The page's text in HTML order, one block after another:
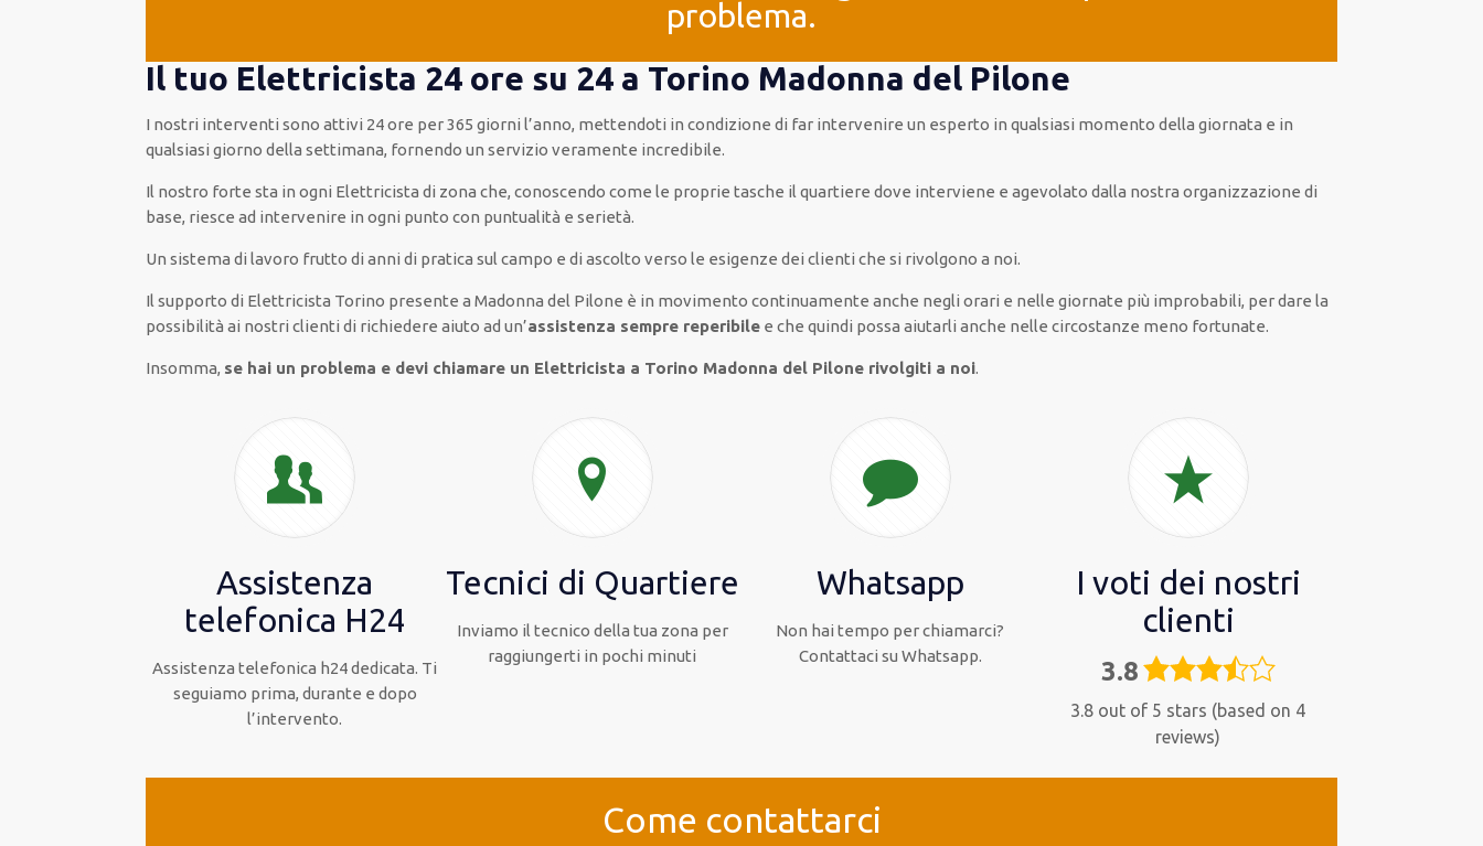
problema.
Il tuo Elettricista 24 ore su 24 a Torino Madonna del Pilone
I nostri interventi sono attivi 24 ore per365 giorni l’anno, mettendoti in condizione di far intervenire un esperto inqualsiasi momento della giornata e in
qualsiasi giorno della settimana, fornendo un servizioveramente incredibile.
Il nostro forte sta in ogni Elettricista di zona che, conoscendo come le proprie tasche il quartiere dove interviene eagevolato dalla nostra organizzazione di
base, riesce ad intervenire in ogni punto con puntualità e serietà.
Un sistema di lavoro frutto di anni di pratica sul campo e di ascolto verso le esigenzedei clienti che si rivolgono a noi.
Il supporto di Elettricista Torino presente a Madonna del Pilone è in movimento continuamente anche negli orari e nelle giornate più improbabili, perdare la
possibilità ai nostri clienti di richiedere aiuto ad un’assistenza sempre reperibile e chequindi possa aiutarli anche nelle circostanze meno fortunate.
Insomma, se hai un problema e devi chiamare un Elettricista a Torino Madonna del Pilone rivolgiti a noi.
Assistenza
telefonica H24
Assistenza telefonica h24 dedicata. Ti
seguiamo prima, durante e dopo
l’intervento.
Tecnici di Quartiere
Inviamo il tecnico della tua zona per
raggiungerti in pochi minuti
Whatsapp
Non hai tempo per chiamarci?
Contattaci su Whatsapp.
I voti dei nostri
clienti
3.8 3,8
3.8 out of 5 stars (based on 4
reviews)
Come contattarci